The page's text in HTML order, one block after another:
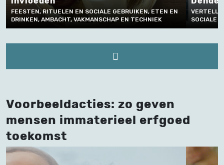
FEESTEN, RITUELEN EN SOCIALE GEBRUIKEN, ETEN EN
DRINKEN, AMBACHT, VAKMANSCHAP EN TECHNIEK
SOCIALE
Voorbeeldacties: zo geven
mensen immaterieel erfgoed
toekomst